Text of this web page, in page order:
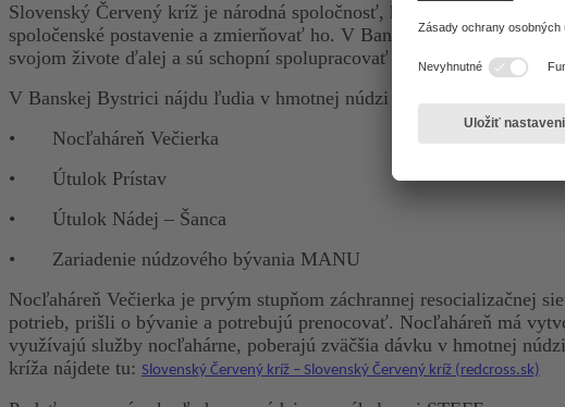
Slovenský Červený kríž je národná spoločnosť, ktorej poslaním je
spoločenské postavenie a zmierňovať ho. V Banskej Bystrici
svojom živote ďalej a sú schopní spolupracovať a riešiť svoju
V Banskej Bystrici nájdu ľudia v hmotnej núdzi sieť sociálnych
•
Nocľaháreň Večierka
•
Útulok Prístav
•
Útulok Nádej – Šanca
•
Zariadenie núdzového bývania MANU
Nocľaháreň Večierka je prvým stupňom záchrannej resocializačnej
potrieb, prišli o bývanie a potrebujú prenocovať. Nocľaháreň má
využívajú služby nocľahárne, poberajú zväčšia dávku v hmotnej
kríža nájdete tu: Slovenský Červený kríž – Slovenský Červený kríž (redcross.sk)